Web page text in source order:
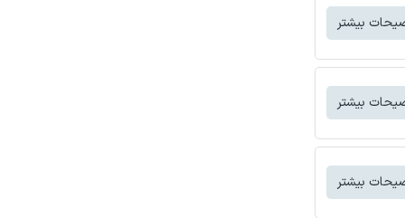
بیشتر
بیشتر
بیشتر